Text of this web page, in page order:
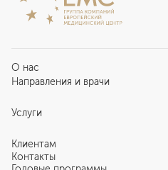
О нас
Отзывы пациентов
О клинике
Новости
Специалистам
Направления и врачи
Направления
Центры компетенций
Услуги
Индивидуальный план здоровья
Клиентам
Запись на прием
Контакты